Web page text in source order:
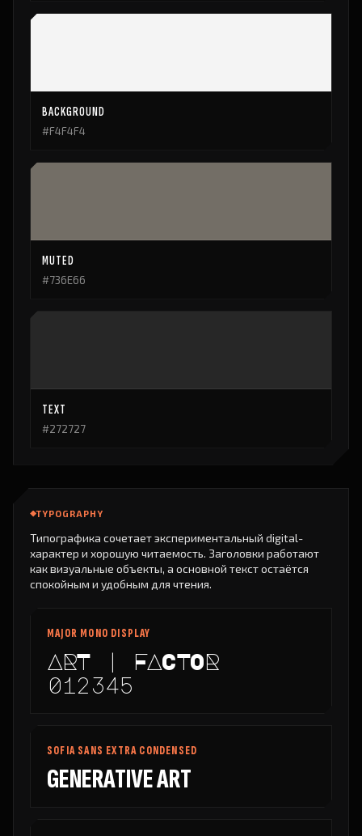
BACKGROUND
#F4F4F4
MUTED
#736E66
TEXT
#272727
TYPOGRAPHY
Типографика сочетает экспериментальный digital-
характер и хорошую читаемость. Заголовки работают
как визуальные объекты, а основной текст остаётся
спокойным и удобным для чтения.
MAJOR MONO DISPLAY
ART | FACTOR
012345
SOFIA SANS EXTRA CONDENSED
GENERATIVE ART